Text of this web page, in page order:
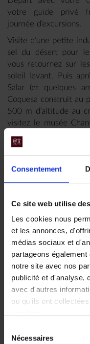
Consentement
Ce site web utilise
Les cookies nous
et les annonces,
médias sociaux et
partageons
notre site avec nos
publicité et d'analyse,
avec d'autres
ou qu'ils ont
Nécessaires
votre guide privé
journée d’excursions.
Visite d’une petite
sel du désert pour
vous retournez sur
soleil levant. Puis
Salar (et quelques
Coquesa construit au
500 m d’altitude au
visitez le musée
sur le flan du
l’ensemble de la
grotte de momies
de cet endroit unique.
colibris. Une marche
mènera au sommet
point de vue sur le
Après un temps libre
de 80 km sur le
Dîner inclus et nuit à
Jour 9 : Colchani -